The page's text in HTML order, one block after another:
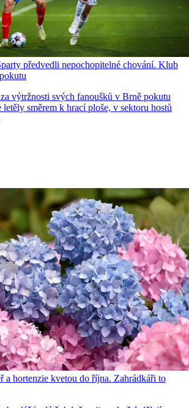
předvedli nepochopitelné chování. Klub
za výtržnosti svých fanoušků v Brně pokutu
směrem k hrací ploše, v sektoru hostů
a hortenzie kvetou do října. Zahrádkáři to